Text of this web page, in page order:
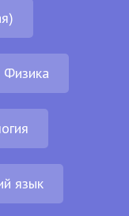
Физика
язык